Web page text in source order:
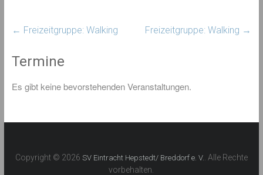
← Freizeitgruppe: Walking Freizeitgruppe: Walking →
Termine
Es gibt keine bevorstehenden Veranstaltungen.
Copyright © 2026 SV Eintracht Hepstedt/ Breddorf e. V. . Alle Rechte
vorbehalten.